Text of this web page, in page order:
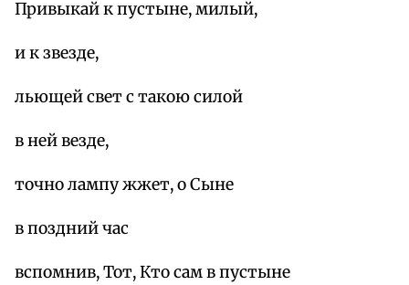
Привыкай к пустыне, милый,
и к звезде,
льющей свет с такою силой
в ней везде,
точно лампу жжет, о Сыне
в поздний час
вспомнив, Тот, Кто сам в пустыне